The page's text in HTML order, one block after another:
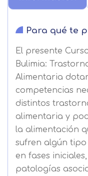
Para qué te
El presente
Bulimia:
Alimentaria
competencias
distintos
alimentaria y
la alimentación
sufren algún
en fases
patologías